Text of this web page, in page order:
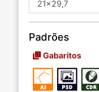
Padrões
Gabaritos